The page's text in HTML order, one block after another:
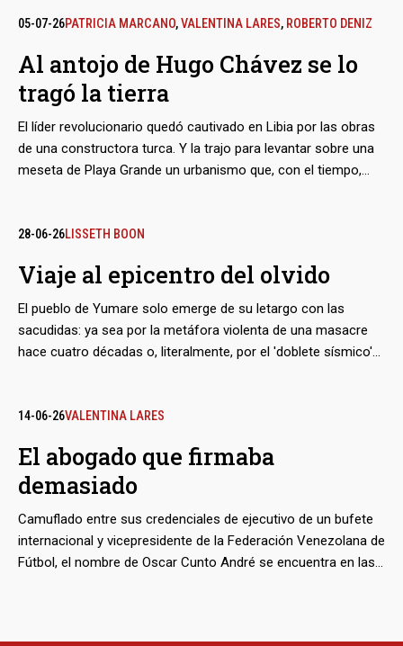
recurriendo a la asignación de contratos a dedo y a una
perentorios. El resultado después del reciente doblete
sísmico: 16 de sus torres colapsaron, y otras 27 quedaron
listas para la demolición.
05-07-26PATRICIA MARCANO,VALENTINA LARES, ROBERTO DENIZ
Al antojo de Hugo Chávez se lo
tragó la tierra
El líder revolucionario quedó cautivado en Libia por las obras
de una constructora turca. Y la trajo para levantar sobre una
meseta de Playa Grande un urbanismo que, con el tiempo,
cedieron de una manera peculiar: hundidos en el suelo,
sumada a las características de las estructuras y del terreno,
asoman como los factores detrás del fenómeno.
28-06-26LISSETH BOON
Viaje al epicentro del olvido
El pueblo de Yumare solo emerge de su letargo con las
sacudidas: ya sea por la metáfora violenta de una masacre
hace cuatro décadas o, literalmente, por el 'doblete sísmico'
destrozos en este valle de Yaracuy fueron menores, en
Central. Sus pobladores tuvieron que esperar 12 horas para,
con el regreso de los servicios de luz e internet, conocer que
14-06-26VALENTINA LARES
El abogado que firmaba
demasiado
Camuflado entre sus credenciales de ejecutivo de un bufete
internacional y vicepresidente de la Federación Venezolana de
Fútbol, el nombre de Oscar Cunto André se encuentra en las